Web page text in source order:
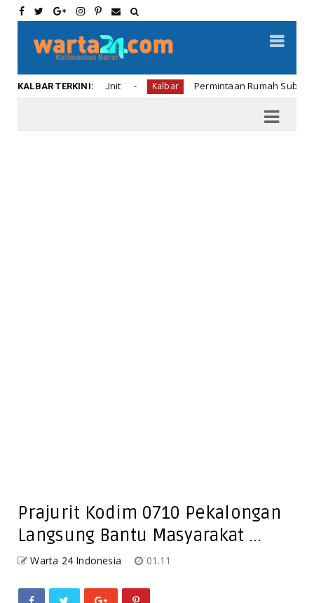
KALBAR TERKINI:
1.239 Unit Kalbar Permintaan Rumah Subsidi di
Prajurit Kodim 0710 Pekalongan
Langsung Bantu Masyarakat ...
Warta 24 Indonesia 01.11